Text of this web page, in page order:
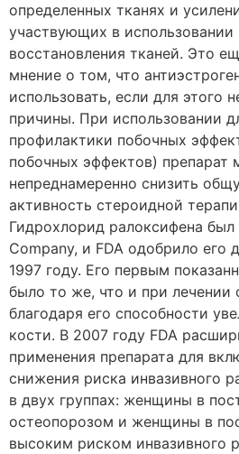
определенных тканях и
участвующих в
восстановления тканей. Это
мнение о том, что
использовать, если для этого
причины. При использовании
профилактики побочных
побочных эффектов) препарат
непреднамеренно снизить
активность стероидной
Гидрохлорид ралоксифена был
Company, и FDA одобрило
1997 году. Его первым
было то же, что и при лечении
благодаря его способности
кости. В 2007 году FDA
применения препарата для
снижения риска инвазивного
в двух группах: женщины в
остеопорозом и женщины в
высоким риском инвазивного